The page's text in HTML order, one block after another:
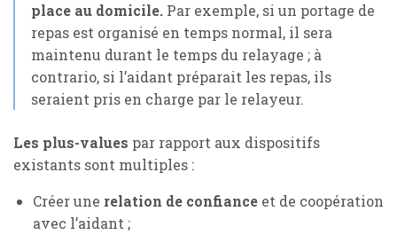
place au domicile. Par exemple, si un portage de
repas est organisé en temps normal, il sera
maintenu durant le temps du relayage ; à
contrario, si l’aidant préparait les repas, ils
seraient pris en charge par le relayeur.
Les plus-values par rapport aux dispositifs
existants sont multiples :
Créer une relation de confiance et de coopération
avec l’aidant ;